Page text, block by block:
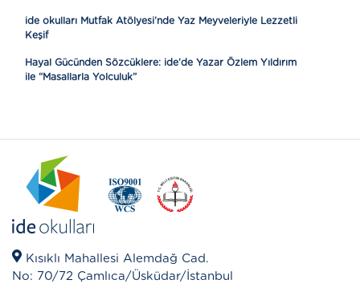
ide okulları Mutfak Atölyesi’nde Yaz Meyveleriyle Lezzetli
Keşif
Hayal Gücünden Sözcüklere: ide’de Yazar Özlem Yıldırım
ile “Masallarla Yolculuk”
Kısıklı Mahallesi Alemdağ Cad.
No: 70/72 Çamlıca/Üsküdar/İstanbul